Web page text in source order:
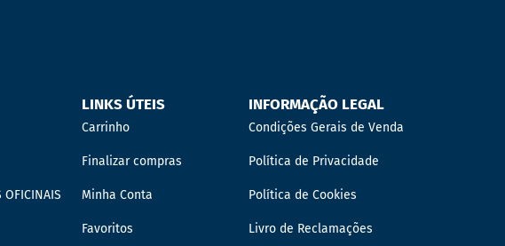
OFICINAIS
LINKS ÚTEIS
Carrinho
Finalizar compras
Minha Conta
Favoritos
INFORMAÇÃO LEGAL
Condições Gerais de Venda
Política de Privacidade
Política de Cookies
Livro de Reclamações